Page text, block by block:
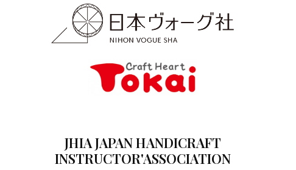
JHIA JAPAN HANDICRAFT
INSTRUCTOR'ASSOCIATION